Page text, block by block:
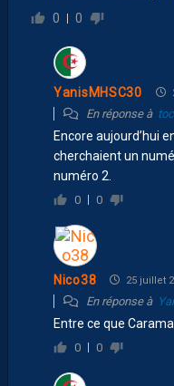
0 0
YanisMHSC30
En réponse à
Encore aujourd’hui
cherchaient un
numéro 2.
0 0
Nico38 25 juillet
En réponse à
Entre ce que Carama
0 0